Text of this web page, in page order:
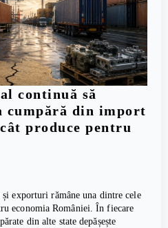
continuă să
cumpără din import
produce pentru
exporturi rămâne una dintre cele
economia României. În fiecare
din alte state depășește